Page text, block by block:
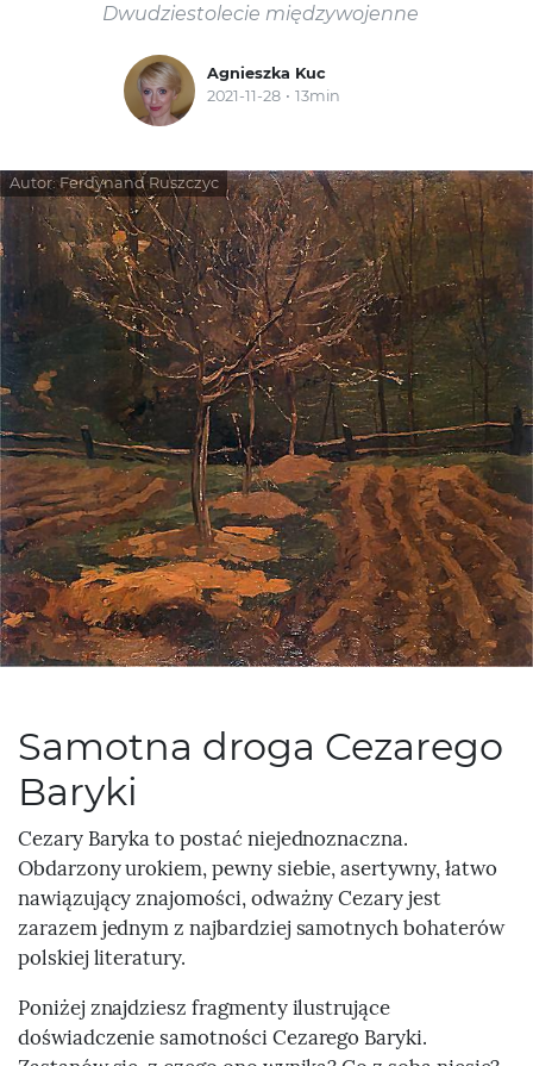
Dwudziestolecie międzywojenne
Agnieszka Kuc
2021-11-28
13min
Autor:Ferdynand Ruszczyc
Samotna droga Cezarego
Baryki
Cezary Baryka to postać niejednoznaczna.
Obdarzony urokiem, pewny siebie, asertywny, łatwo
nawiązujący znajomości, odważny Cezary jest
zarazem jednym z najbardziej samotnych bohaterów
polskiej literatury.
Poniżej znajdziesz fragmenty ilustrujące
doświadczenie samotności Cezarego Baryki.